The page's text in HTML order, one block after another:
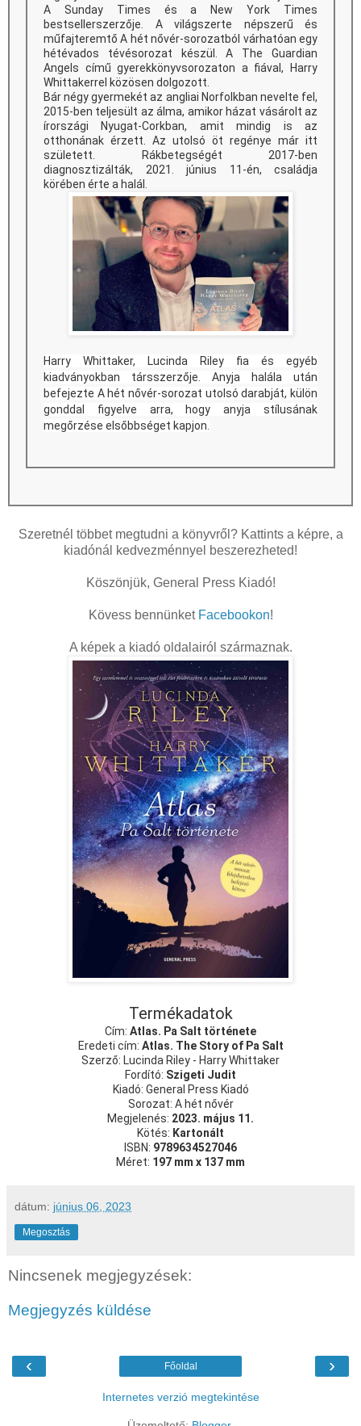
A Sunday Times és a New York Times
bestsellerszerzője. A világszerte népszerű és
műfajteremtő A hét nővér-sorozatból várhatóan egy
hétévados tévésorozat készül. A The Guardian
Angels című gyerekkönyvsorozaton a fiával, Harry
Whittakerrel közösen dolgozott.
Bár négy gyermekét az angliai Norfolkban nevelte fel,
2015-ben teljesült az álma, amikor házat vásárolt az
írországi Nyugat-Corkban, amit mindig is az
otthonának érzett. Az utolsó öt regénye már itt
született. Rákbetegségét 2017-ben
diagnosztizálták, 2021. június 11-én, családja
körében érte a halál.
Harry Whittaker, Lucinda Riley fia és egyéb
kiadványokban társszerzője. Anyja halála után
befejezte A hét nővér-sorozat utolsó darabját, külön
gonddal figyelve arra, hogy anyja stílusának
megőrzése elsőbbséget kapjon.
Szeretnél többet megtudni a könyvről? Kattints a képre, a
kiadónál kedvezménnyel beszerezheted!
Köszönjük, General Press Kiadó!
Kövess bennünket Facebookon!
A képek a kiadó oldalairól származnak.
Termékadatok
Cím: Atlas. Pa Salt története
Eredeti cím: Atlas. The Story of Pa Salt
Szerző: Lucinda Riley - Harry Whittaker
Fordító: Szigeti Judit
Kiadó: General Press Kiadó
Sorozat: A hét nővér
Megjelenés: 2023. május 11.
Kötés: Kartonált
ISBN: 9789634527046
Méret: 197 mm x 137 mm
dátum: június 06, 2023
Megosztás
Nincsenek megjegyzések:
Megjegyzés küldése
‹ ›
Főoldal
Internetes verzió megtekintése